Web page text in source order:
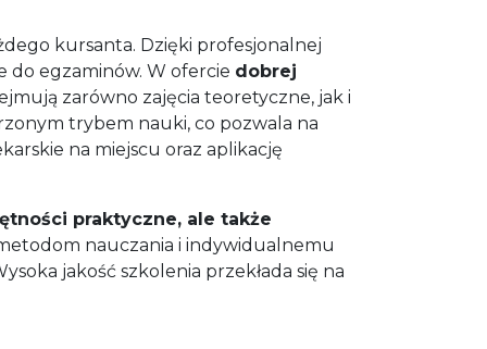
kursanta. Dzięki profesjonalnej
do egzaminów. W ofercie dobrej
zarówno zajęcia teoretyczne, jak i
trybem nauki, co pozwala na
na miejscu oraz aplikację
praktyczne, ale także
nauczania i indywidualnemu
jakość szkolenia przekłada się na